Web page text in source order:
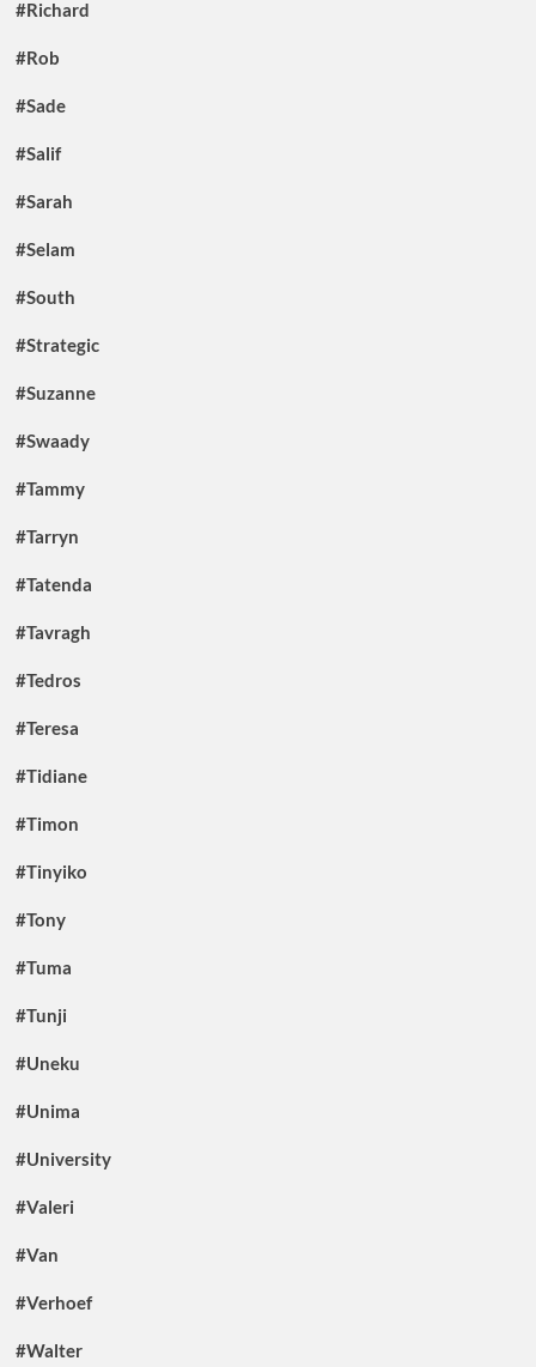
#Richard
#Rob
#Sade
#Salif
#Sarah
#Selam
#South
#Strategic
#Suzanne
#Swaady
#Tammy
#Tarryn
#Tatenda
#Tavragh
#Tedros
#Teresa
#Tidiane
#Timon
#Tinyiko
#Tony
#Tuma
#Tunji
#Uneku
#Unima
#University
#Valeri
#Van
#Verhoef
#Walter